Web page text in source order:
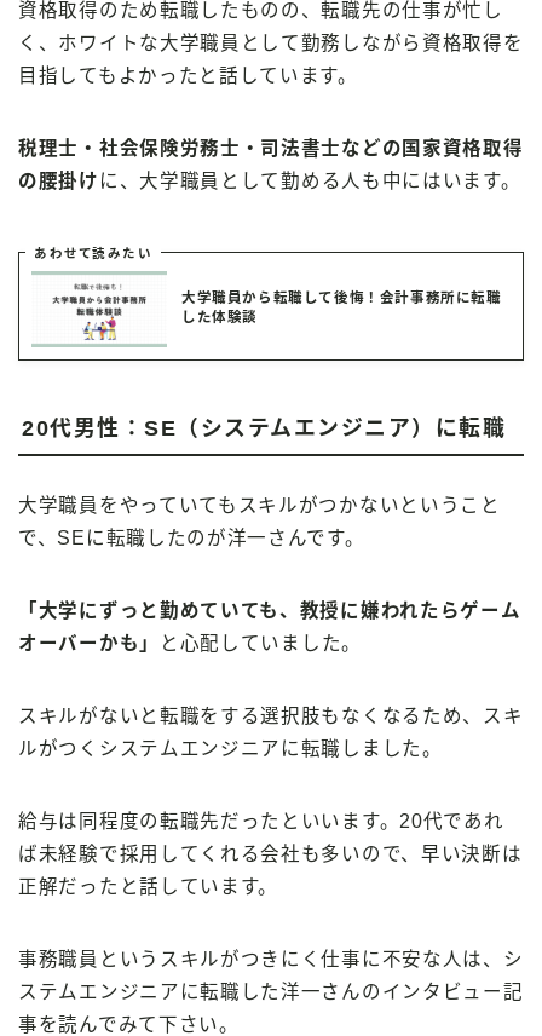
資格取得のため転職したものの、転職先の仕事が忙し
く、ホワイトな大学職員として勤務しながら資格取得を
目指してもよかったと話しています。
税理士・社会保険労務士・司法書士などの国家資格取得
の腰掛け に、大学職員として勤める人も中にはいます。
あわせて読みたい
大学職員から転職して後悔！会計事務所に転職
した体験談
20代男性：SE（システムエンジニア）に転職
大学職員をやっていてもスキルがつかないということ
で、SEに転職したのが洋一さんです。
「大学にずっと勤めていても、教授に嫌われたらゲーム
オーバーかも」
と心配していました。
スキルがないと転職をする選択肢もなくなるため、スキ
ルがつくシステムエンジニアに転職しました。
給与は同程度の転職先だったといいます。20代であれ
ば未経験で採用してくれる会社も多いので、早い決断は
正解だったと話しています。
事務職員というスキルがつきにく仕事に不安な人は、シ
ステムエンジニアに転職した洋一さんのインタビュー記
事を読んでみて下さい。